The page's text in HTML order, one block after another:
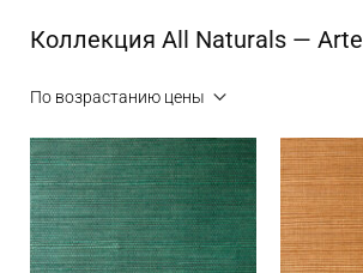
Коллекция All Naturals — Arte